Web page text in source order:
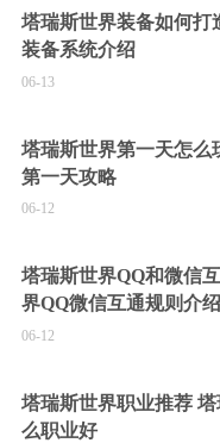
塔瑞斯世界装备如何打
装备系统介绍
06-13
塔瑞斯世界第一天怎么
第一天攻略
06-12
塔瑞斯世界QQ和微信
界QQ微信互通规则介绍
06-12
塔瑞斯世界职业推荐
么职业好